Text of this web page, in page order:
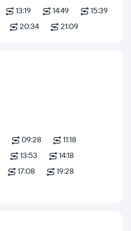
13:19 14:49
15:39
20:34 21:09
09:28
11:18
13:53
14:18
17:08
19:28